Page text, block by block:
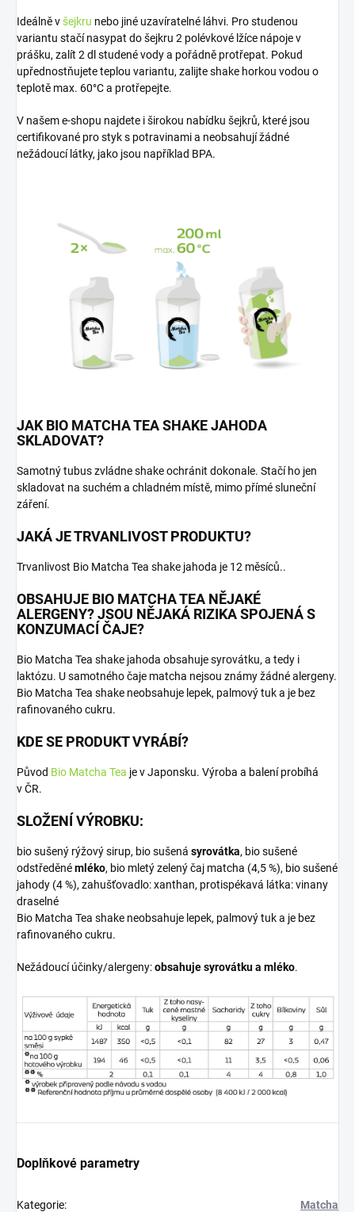
Ideálně všejkru nebo jiné uzavíratelné láhvi. Pro studenou
variantu stačí nasypat do šejkru 2 polévkové lžíce nápoje v
prášku, zalít 2 dl studené vody a pořádně protřepat. Pokud
upřednostňujete teplou variantu, zalijte shake horkou vodou o
teplotě max. 60°C a protřepejte.
V našem e-shopu najdete i širokou nabídku šejkrů, které jsou
certifikované pro styk s potravinami a neobsahují žádné
nežádoucí látky, jako jsou například BPA.
JAK BIO MATCHA TEA SHAKE JAHODA
SKLADOVAT?
Samotný tubus zvládne shake ochránit dokonale. Stačí ho jen
skladovat na suchém a chladném místě, mimo přímé sluneční
záření.
JAKÁ JE TRVANLIVOST PRODUKTU?
Trvanlivost Bio Matcha Tea shake jahoda je 12 měsíců..
OBSAHUJE BIO MATCHA TEA NĚJAKÉ
ALERGENY? JSOU NĚJAKÁ RIZIKA SPOJENÁ S
KONZUMACÍ ČAJE?
Bio Matcha Tea shake jahoda obsahuje syrovátku, a tedy i
laktózu. U samotného čaje matcha nejsou známy žádné alergeny.
Bio Matcha Tea shake neobsahuje lepek, palmový tuk a je bez
rafinovaného cukru.
KDE SE PRODUKT VYRÁBÍ?
Původ Bio Matcha Tea je v Japonsku. Výroba a balení probíhá
v ČR.
SLOŽENÍ VÝROBKU:
bio sušený rýžový sirup, bio sušená syrovátka, bio sušené
odstředěnémléko, bio mletý zelený čaj matcha (4,5 %), bio sušené
jahody (4 %), zahušťovadlo: xanthan, protispékavá látka: vinany
draselné
Bio Matcha Tea shake neobsahuje lepek, palmový tuk a je bez
rafinovaného cukru.
Nežádoucí účinky/alergeny:obsahuje syrovátku a mléko.
Doplňkové parametry
Kategorie: Matcha